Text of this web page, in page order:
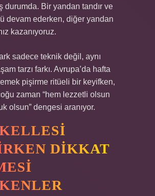
durumda. Bir yandan tandır ve
devam ederken, diğer yandan
kazanıyoruz.
sadece teknik değil, aynı
tarzı farkı. Avrupa’da hafta
pişirme ritüeli bir keyifken,
zaman “hem lezzetli olsun
olsun” dengesi aranıyor.
DIKKAT